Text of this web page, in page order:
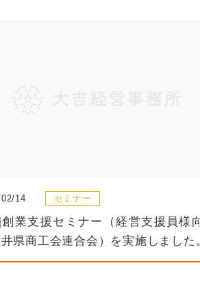
14 セミナー
業支援セミナー（経営支援員様
井県商工会連合会）を実施しました